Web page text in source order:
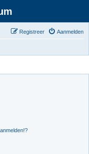
Aanmelden
Registreer